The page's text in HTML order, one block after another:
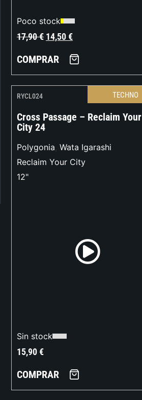
Poco stock
17,90€ 14,50€
COMPRAR
RYCL024 TECHNO
Cross Passage – Reclaim Your
City 24
Polygonia, Wata Igarashi
Reclaim Your City
12"
Sin stock
15,90€
COMPRAR